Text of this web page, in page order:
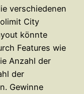
verschiedenen
City
könnte
Features wie
Anzahl der
der
Gewinne